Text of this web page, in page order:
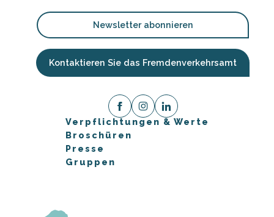
Newsletter abonnieren
Kontaktieren Sie das Fremdenverkehrsamt
Verpflichtungen & Werte
Broschüren
Presse
Gruppen